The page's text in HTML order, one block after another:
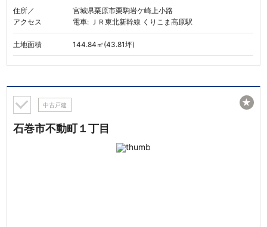
住所／
アクセス
宮城県栗原市栗駒岩ケ崎上小路
電車: ＪＲ東北新幹線 くりこま高原駅
土地面積 144.84㎡(43.81坪)
中古戸建
石巻市不動町１丁目
★